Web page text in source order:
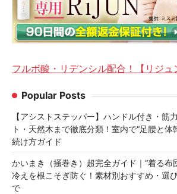
フルボ酸・リデンシル配合！【リジュ
Popular Posts
【アシストステッパー】ハンドル付き・筋
ト・天然木まで徹底分類！室内で“足腰と体
続け方ガイド
かいまき（掻巻き）超完全ガイド｜“着る布
冷えを根こそぎ防ぐ！素材別おすすめ・選
で